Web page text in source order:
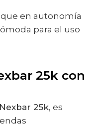
en autonomía
para el uso
25k con
Nexbar 25k, es